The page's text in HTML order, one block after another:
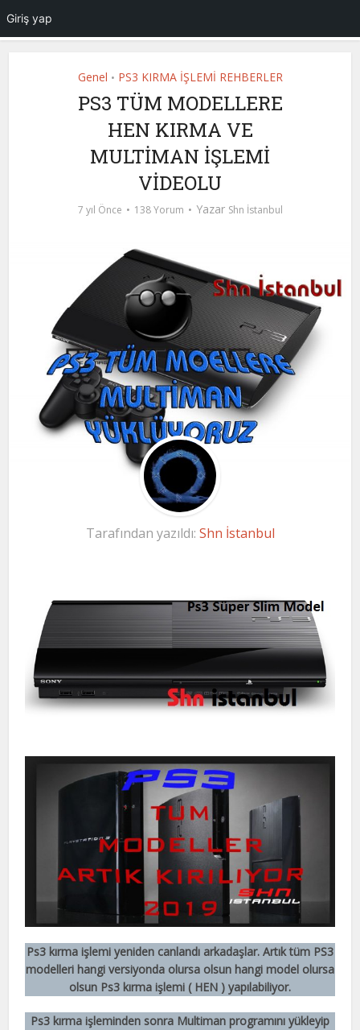
Genel • PS3 KIRMA İŞLEMİ REHBERLER
PS3 TÜM MODELLERE
HEN KIRMA VE
MULTİMAN İŞLEMİ
VİDEOLU
7 yıl Önce 138 Yorum Yazar Shn İstanbul
Tarafından yazıldı: Shn İstanbul
Ps3 kırma işlemi yeniden canlandı arkadaşlar. Artık tüm PS3
modelleri hangi versiyonda olursa olsun hangi model olursa
olsun Ps3 kırma işlemi ( HEN ) yapılabiliyor.
Ps3 kırma işleminden sonra Multiman programını yükleyip
Giriş yap